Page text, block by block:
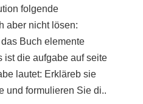
folgende
aber nicht lösen:
Buch elemente
ist die aufgabe auf seite
lautet: Erkläreb sie
und formulieren Sie di..